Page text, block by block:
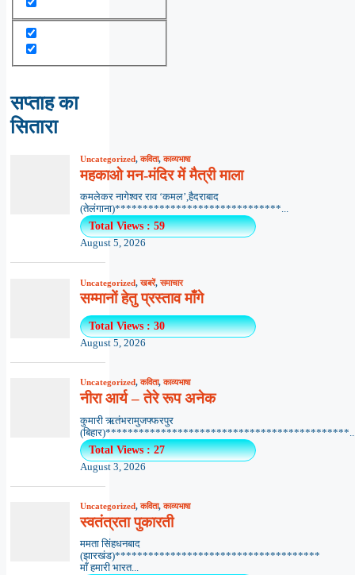
सप्ताह का
सितारा
Uncategorized,कविता,काव्यभाषा
महकाओ मन-मंदिर में मैत्री माला
कमलेकर नागेश्वर राव ‘कमल’,हैदराबाद
(तेलंगाना)******************************...
Total Views : 59
August 5, 2026
Uncategorized,खबरें,समाचार
सम्मानों हेतु प्रस्ताव माँगे
Total Views : 30
August 5, 2026
Uncategorized,कविता,काव्यभाषा
नीरा आर्य – तेरे रूप अनेक
कुमारी ऋतंभरामुजफ्फरपुर
Total Views : 27
August 3, 2026
Uncategorized,कविता,काव्यभाषा
स्वतंत्रता पुकारती
ममता सिंहधनबाद
(झारखंड)*************************************
माँ हमारी भारत...